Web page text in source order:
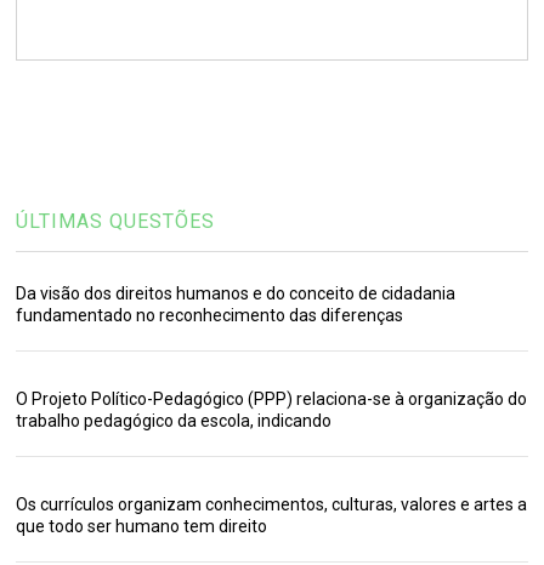
ÚLTIMAS QUESTÕES
Da visão dos direitos humanos e do conceito de cidadania
fundamentado no reconhecimento das diferenças
O Projeto Político-Pedagógico (PPP) relaciona-se à organização do
trabalho pedagógico da escola, indicando
Os currículos organizam conhecimentos, culturas, valores e artes a
que todo ser humano tem direito